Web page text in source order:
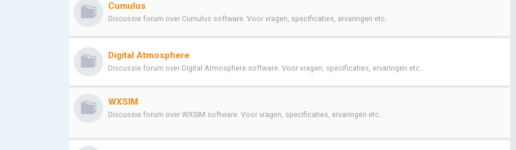
Cumulus
Discussie forum over Cumulus software. Voor vragen, specificaties, ervaringen etc..
Digital Atmosphere
Discussie forum over Digital Atmosphere software. Voor vragen, specificaties, ervaringen etc..
WXSIM
Discussie forum over WXSIM software. Voor vragen, specificaties, ervaringen etc..